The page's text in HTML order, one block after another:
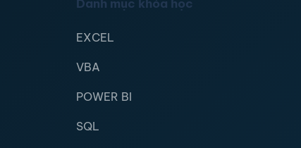
Danh mục khóa học
EXCEL
VBA
POWER BI
SQL